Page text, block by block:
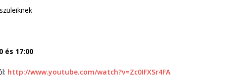
és 17:00
http://www.youtube.com/watch?v=Zc0IFXSr4FA